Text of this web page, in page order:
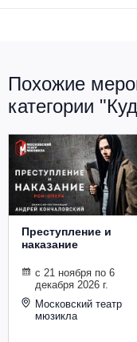
Похожие
категории
Преступление и
наказание
с 21 ноября по 6
декабря 2026 г.
Московский театр
мюзикла